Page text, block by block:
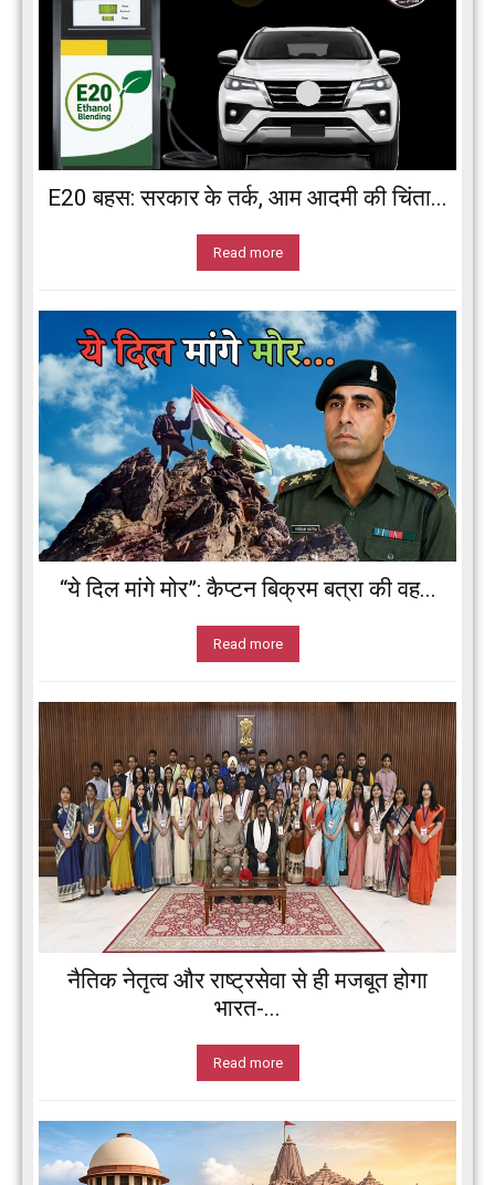
E20 बहस: सरकार के तर्क, आम आदमी की चिंता...
Read more
“ये दिल मांगे मोर”: कैप्टन बिक्रम बत्रा की वह...
Read more
नैतिक नेतृत्व और राष्ट्रसेवा से ही मजबूत होगा
भारत-...
Read more